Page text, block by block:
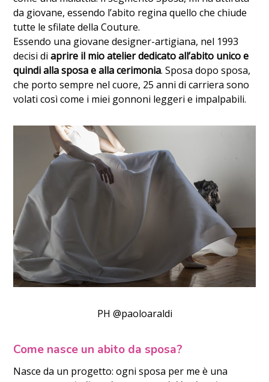
da giovane, essendo l’abito regina quello che chiude
tutte le sfilate della Couture.
Essendo una giovane designer-artigiana, nel 1993
decisi diaprire il mio atelier dedicato all’abito unico e
quindi alla sposa e alla cerimonia. Sposa dopo sposa,
che porto sempre nel cuore, 25 anni di carriera sono
volati così come i miei gonnoni leggeri e impalpabili.
PH @paoloaraldi
Come nasce un abito da sposa?
Nasce da un progetto: ogni sposa per me è una